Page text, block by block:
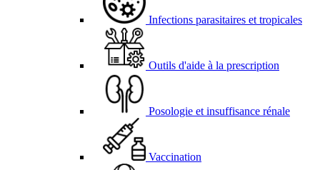
Infections parasitaires et tropicales
Outils d'aide à la prescription
Posologie et insuffisance rénale
Vaccination